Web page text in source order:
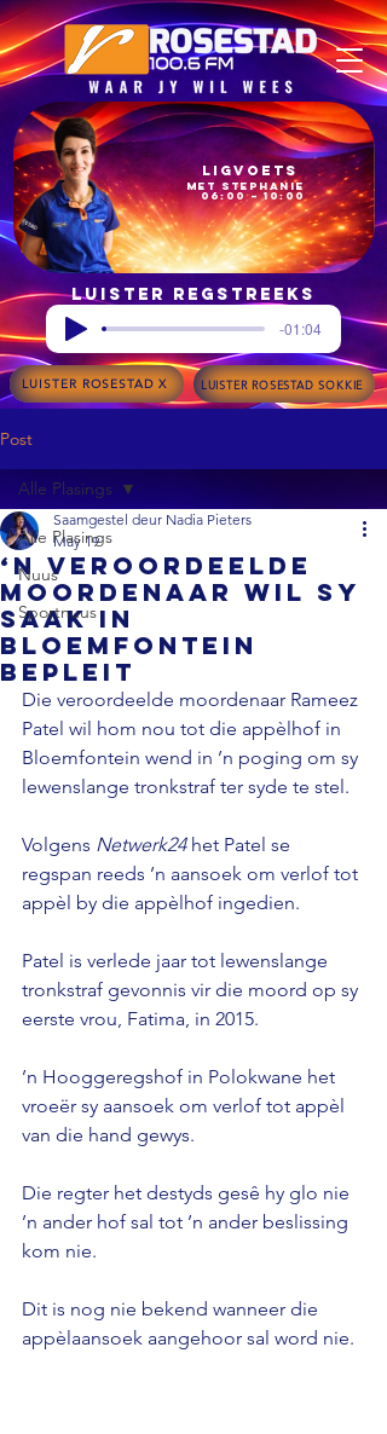
06:00 – 10:00
met Stephanie
Ligvoets
Luister regstreeks
-01:04
LUISTER ROSESTAD X LUISTER ROSESTAD SOKKIE
Post
Alle Plasings
Nuus
Sportnuus
Alle Plasings
‘n Veroordeelde
moordenaar wil sy
saak in
Bloemfontein
bepleit
Saamgestel deur Nadia Pieters
May 19
Die veroordeelde moordenaar Rameez
Patel wil hom nou tot die appèlhof in
Bloemfontein wend in ’n poging om sy
lewenslange tronkstraf ter syde te stel.
Volgens Netwerk24 het Patel se
regspan reeds ’n aansoek om verlof tot
appèl by die appèlhof ingedien.
Patel is verlede jaar tot lewenslange
tronkstraf gevonnis vir die moord op sy
eerste vrou, Fatima, in 2015.
’n Hooggeregshof in Polokwane het
vroeër sy aansoek om verlof tot appèl
van die hand gewys.
Die regter het destyds gesê hy glo nie
’n ander hof sal tot ’n ander beslissing
kom nie.
Dit is nog nie bekend wanneer die
appèlaansoek aangehoor sal word nie.